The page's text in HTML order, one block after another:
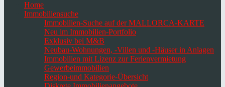
Home
Immobiliensuche
Immobilien-Suche auf der MALLORCA-KARTE
Neu im Immobilien-Portfolio
Exklusiv bei M&B
Neubau-Wohnungen, -Villen und -Häuser in Anlagen
Immobilien mit Lizenz zur Ferienvermietung
Gewerbeimmobilien
Region-und Kategorie-Übersicht